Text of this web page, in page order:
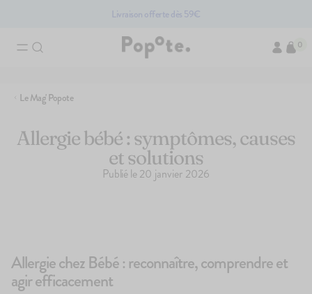
Livraison offerte dès 59€
Brassés bio pour bébé
Les produits du
0
Le Mag' Popote
Allergie bébé : symptômes, causes
et solutions
Publié le20 janvier 2026
Allergie chez Bébé : reconnaître, comprendre et
agir efficacement